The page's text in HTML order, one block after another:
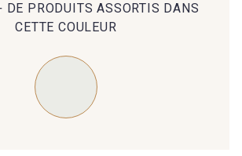
DE PRODUITS ASSORTIS DANS
CETTE COULEUR